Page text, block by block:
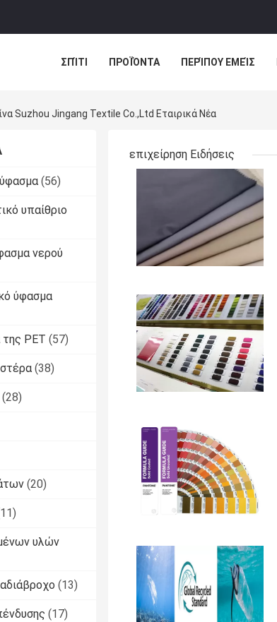
ΣΠΊΤΙ ΠΡΟΪΌΝΤΑ ΠΕΡΊΠΟΥ ΕΜΕΊΣ
Suzhou Jingang Textile Co.,Ltd Εταιρικά Νέα
(56)
υπαίθριο
νερού
ύφασμα
PET (57)
(38)
(28)
(20)
υλών
(13)
(17)
επιχείρηση Ειδήσεις